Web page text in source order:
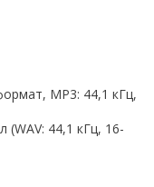
MP3: 44,1 кГц,
44,1 кГц, 16-